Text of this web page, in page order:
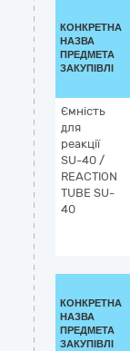
КОНКРЕТНА
НАЗВА
ПРЕДМЕТА
ЗАКУПІВЛІ
Ємність
для
реакції
SU-40 /
REACTION
TUBE SU-
40
КОНКРЕТНА
НАЗВА
ПРЕДМЕТА
ЗАКУПІВЛІ